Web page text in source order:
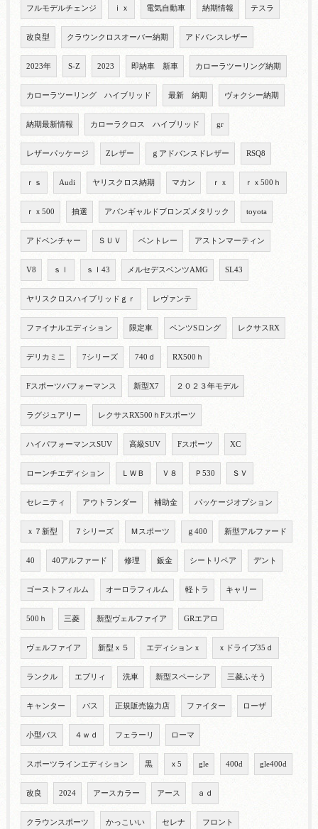
フルモデルチェンジ ｉｘ 電気自動車 納期情報 テスラ
改良型 クラウンクロスオーバー納期 アドバンスレザー
2023年 S-Z 2023 即納車 新車 カローラツーリング納期
カローラツーリング ハイブリッド 最新 納期 ヴォクシー納期
納期最新情報 カローラクロス ハイブリッド gr
レザーパッケージ Zレザー ｇアドバンスドレザー RSQ8
ｒｓ Audi ヤリスクロス納期 マカン ｒｘ ｒｘ500ｈ
ｒｘ500 抽選 アバンギャルドブロンズメタリック toyota
アドベンチャー ＳＵＶ ベントレー アストンマーティン
V8 ｓｌ ｓｌ43 メルセデスベンツAMG SL43
ヤリスクロスハイブリッドｇｒ レヴァンテ
ファイナルエディション 限定車 ベンツSロング レクサスRX
デリカミニ 7シリーズ 740ｄ RX500ｈ
Fスポーツパフォーマンス 新型X7 ２０２３年モデル
ラグジュアリー レクサスRX500ｈFスポーツ
ハイパフォーマンスSUV 高級SUV Fスポーツ XC
ローンチエディション ＬＷＢ Ｖ８ Ｐ530 ＳＶ
セレニティ アウトランダー 補助金 パッケージオプション
ｘ７新型 ７シリーズ Ｍスポーツ ｇ400 新型アルファード
40 40アルファード 修理 鈑金 シートリペア デント
ゴーストフィルム オーロラフィルム 軽トラ キャリー
500ｈ 三菱 新型ヴェルファイア GRエアロ
ヴェルファイア 新型ｘ５ エディションｘ ｘドライブ35ｄ
ランクル エブリィ 洗車 新型スペーシア 三菱ふそう
キャンター バス 正規販売協力店 ファイター ローザ
小型バス ４ｗｄ フェラーリ ローマ
スポーツラインエディション 黒 ｘ5 gle 400d gle400d
改良 2024 アースカラー アース ａｄ
クラウンスポーツ かっこいい セレナ フロント